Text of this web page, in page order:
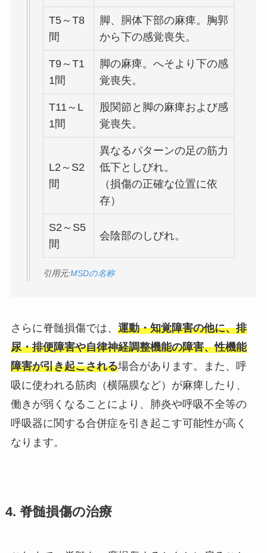
T5～T8
間
脚、胴体下部の麻痺。胸郭
から下の感覚喪失。
T9～T1
1間
脚の麻痺。へそより下の感
覚喪失。
T11～L
1間
股関節と脚の麻痺および感
覚喪失。
L2～S2
間
異なるパターンの足の筋力
低下としびれ。
（損傷の正確な位置に依
存）
S2～S5
間
会陰部のしびれ。
引用元:MSDの名称
さらに脊髄損傷では、 運動・知覚障害の他に、排
尿・排便障害や自律神経調整機能の障害、性機能
障害が引き起こされる場合があります。また、呼
吸に使われる筋肉（横隔膜など）が麻痺したり、
働きが弱くなることにより、肺炎や呼吸不全等の
呼吸器に関する合併症を引き起こす可能性が高く
なります。
4. 脊髄損傷の治療